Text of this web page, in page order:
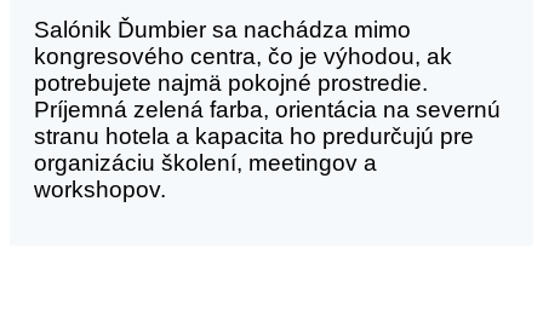
Salónik Ďumbier sa nachádza mimo
kongresového centra, čo je výhodou, ak
potrebujete najmä pokojné prostredie.
Príjemná zelená farba, orientácia na severnú
stranu hotela a kapacita ho predurčujú pre
organizáciu školení, meetingov a
workshopov.